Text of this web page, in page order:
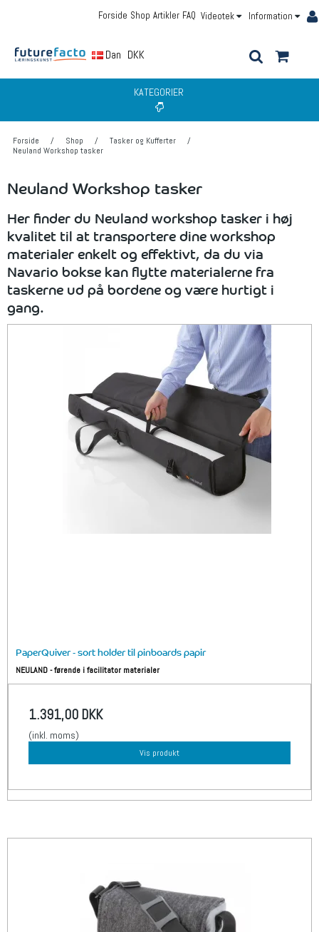
Information
Videotek
FAQ
Artikler
Shop
Forside
DanskDKK
KATEGORIER
Forside / Shop / Tasker og Kufferter
/
Neuland Workshop tasker
Neuland Workshop tasker
Her finder du Neuland workshop tasker i høj
kvalitet til at transportere dine workshop
materialer enkelt og effektivt, da du via
Navario bokse kan flytte materialerne fra
taskerne ud på bordene og være hurtigt i
gang.
PaperQuiver - sort holder til pinboards papir
NEULAND - førende i facilitator materialer
1.391,00 DKK
(inkl. moms)
Vis produkt